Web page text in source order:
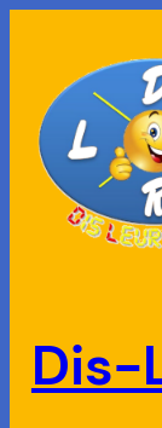
contenu
Dis-